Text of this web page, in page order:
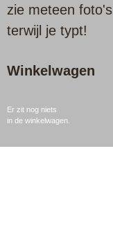
zie meteen foto's
terwijl je typt!
Winkelwagen
Er zit nog niets
in de winkelwagen.